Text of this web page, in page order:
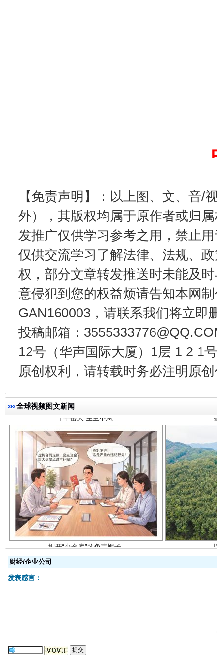
【免责声明】：以上图、文、音/
外），其版权均属于原作者或归
发推广仅供学习参考之用，禁止
仅供交流学习了解法律、法规、
权，部分文章转发推送时未能及
意侵犯到您的权益烦请告知本网
GAN160003，请联系我们将立即
投稿邮箱：
12号（华声国际大厦）1层 1 2 1
原创权利，请转载时务必注明原
全球视频图文新闻
东山县通报“牛蛙产品抗生素超标问题” 法
千年窑火 生生不息
揭开“小金库”的免责幌子
财经/企业公司
发表感言：